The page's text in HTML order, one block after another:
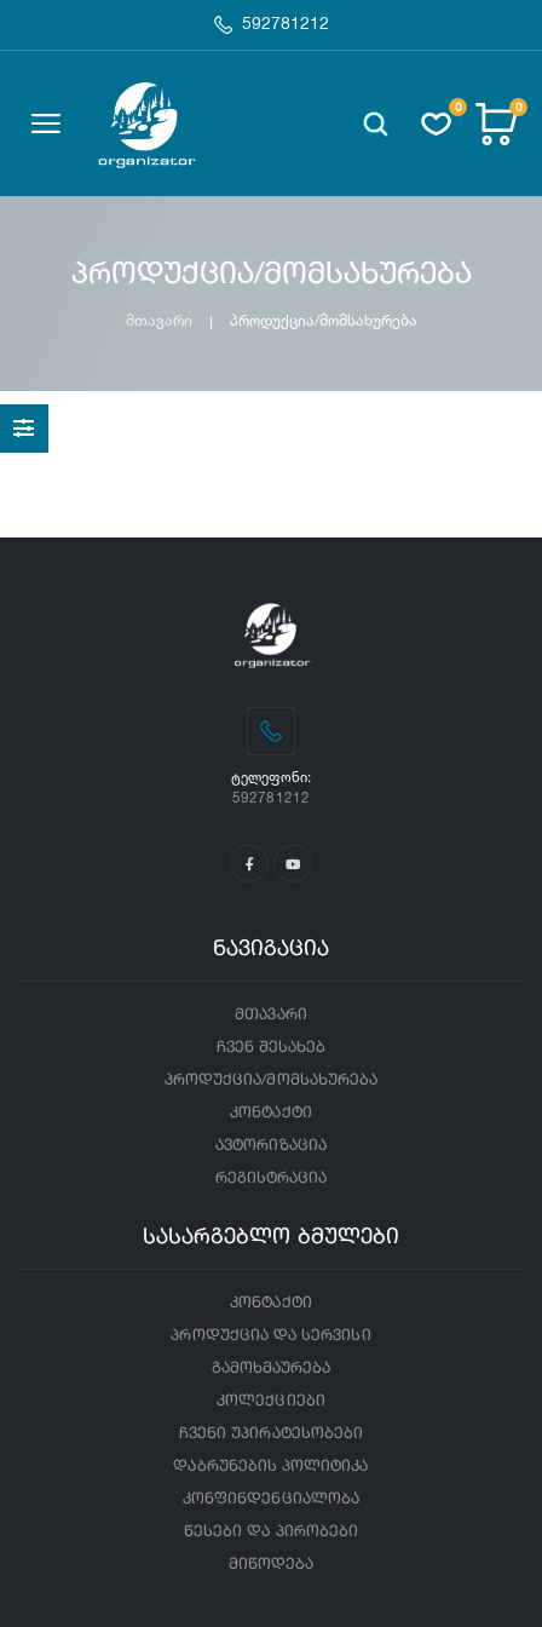
592781212
0 0
პროდუქცია/მომსახურება
მთავარი პროდუქცია/მომსახურება
ᲢᲔᲚᲔᲤᲝᲜᲘ:
592781212
ნავიგაცია
მთავარი
ჩვენ შესახებ
პროდუქცია/მომსახურება
კონტაქტი
ავტორიზაცია
რეგისტრაცია
სასარგებლო ბმულები
კონტაქტი
პროდუქცია და სერვისი
გამოხმაურება
კოლექციები
ჩვენი უპირატესობები
დაბრუნების პოლიტიკა
კონფინდენციალობა
წესები და პირობები
მიწოდება